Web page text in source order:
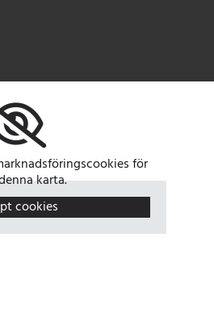
för
karta.
cookies